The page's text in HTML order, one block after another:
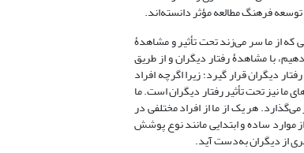
فرهنگ مطالعه مؤثر دانسته‌اند.
که از ما سر می‌زند تحت تأثیر و مشاهدۀ
با مشاهدۀ رفتار دیگران و از طریق
یک نوع رفتار اجتماعی و فرهنگی است (سالاری، 1391) می‌تواند تحت تأثیر رفتار دیگران قرار گیرد؛ زیرا اگرچه افراد
نیز تحت تأثیر رفتار دیگران است. ما
هر یک از ما از افراد مختلفی در
موارد ساده و ابتدایی مانند نوع پوشش
از دیگران به‌دست آید.